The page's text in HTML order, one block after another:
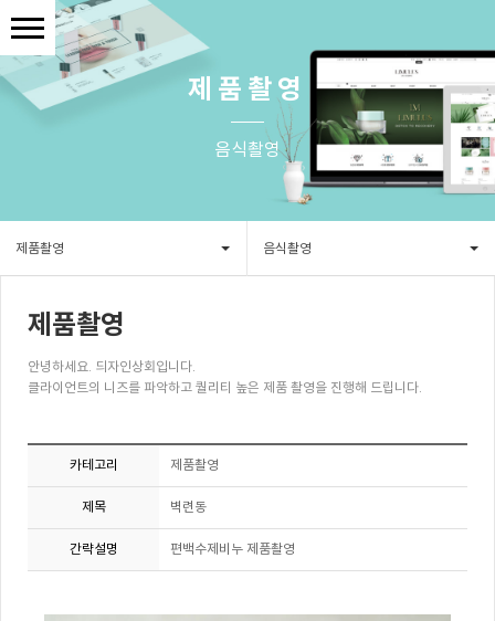
제품촬영
음식촬영
제품촬영 음식촬영
제품촬영
안녕하세요. 듸자인상회입니다.
클라이언트의 니즈를 파악하고 퀄리티 높은 제품 촬영을 진행해 드립니다.
카테고리 제품촬영
제목 벽련동
간략설명 편백수제비누 제품촬영